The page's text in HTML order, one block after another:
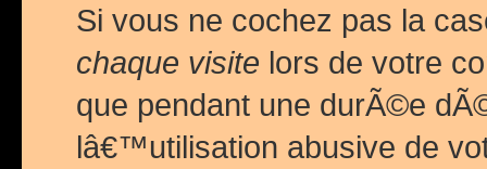
Si vous ne cochez pas la
chaque visite lors de votre
que pendant une durÃ©e
lâ€™utilisation abusive de